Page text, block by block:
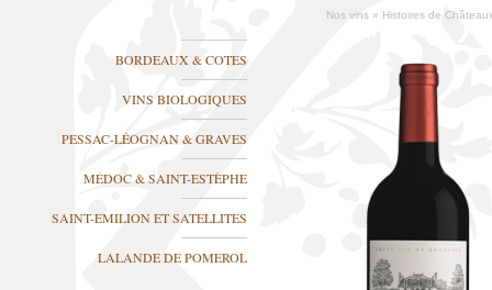
BORDEAUX & COTES
VINS BIOLOGIQUES
PESSAC-LÉOGNAN & GRAVES
MÉDOC & SAINT-ESTÈPHE
SAINT-EMILION ET SATELLITES
LALANDE DE POMEROL
Nos vins » Histoires de